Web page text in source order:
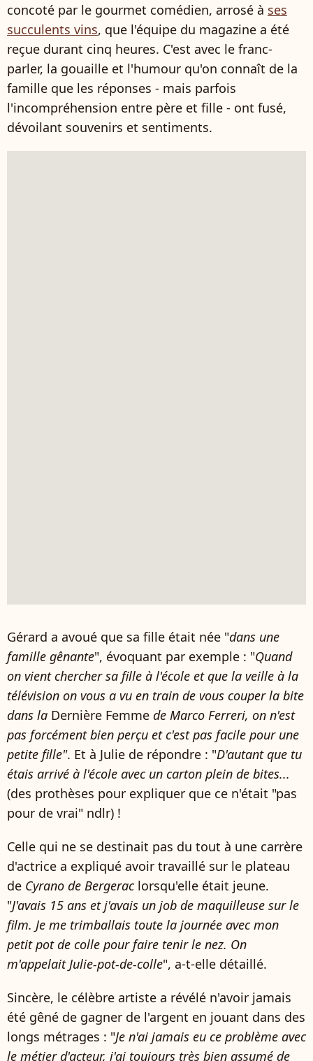
concoté par le gourmet comédien, arrosé à ses
succulents vins, que l'équipe du magazine a été
reçue durant cinq heures. C'est avec le franc-
parler, la gouaille et l'humour qu'on connaît de la
famille que les réponses - mais parfois
l'incompréhension entre père et fille - ont fusé,
dévoilant souvenirs et sentiments.
Gérard a avoué que sa fille était née "dans une
famille gênante", évoquant par exemple : "Quand
on vient chercher sa fille à l'école et que la veille à la
télévision on vous a vu en train de vous couper la bite
dans la Dernière Femme de Marco Ferreri, on n'est
pas forcément bien perçu et c'est pas facile pour une
petite fille". Et à Julie de répondre : "D'autant que tu
étais arrivé à l'école avec un carton plein de bites...
(des prothèses pour expliquer que ce n'était "pas
pour de vrai" ndlr) !
Celle qui ne se destinait pas du tout à une carrère
d'actrice a expliqué avoir travaillé sur le plateau
de Cyrano de Bergeraclorsqu'elle était jeune.
"J'avais 15 ans et j'avais un job de maquilleuse sur le
film. Je me trimballais toute la journée avec mon
petit pot de colle pour faire tenir le nez. On
m'appelait Julie-pot-de-colle", a-t-elle détaillé.
Sincère, le célèbre artiste a révélé n'avoir jamais
été gêné de gagner de l'argent en jouant dans des
longs métrages : "Je n'ai jamais eu ce problème avec
le métier d'acteur, j'ai toujours très bien assumé de